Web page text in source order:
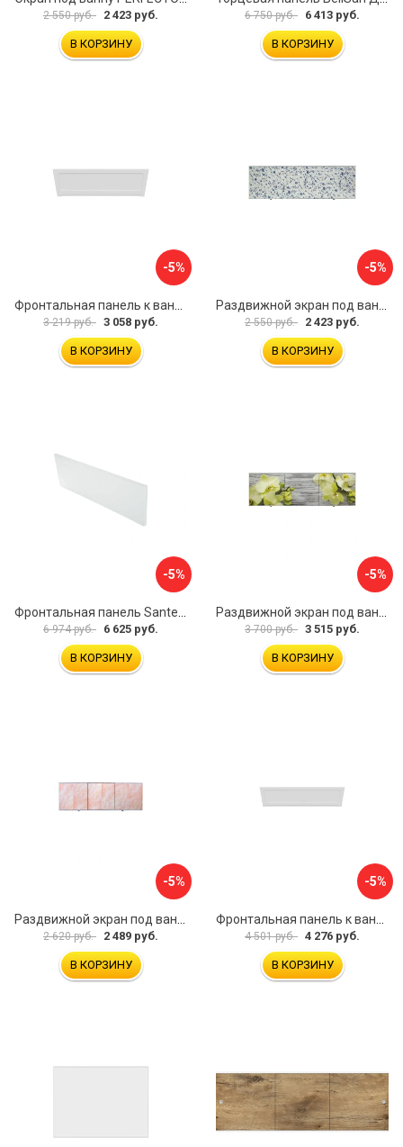
2 550 руб. 2 423 руб.
В КОРЗИНУ
6 750 руб. 6 413 руб.
В КОРЗИНУ
-5%
3 219 руб. 3 058 руб.
В КОРЗИНУ
-5%
2 550 руб. 2 423 руб.
В КОРЗИНУ
-5%
6 974 руб. 6 625 руб.
В КОРЗИНУ
-5%
3 700 руб. 3 515 руб.
В КОРЗИНУ
-5%
2 620 руб. 2 489 руб.
В КОРЗИНУ
-5%
4 501 руб. 4 276 руб.
В КОРЗИНУ